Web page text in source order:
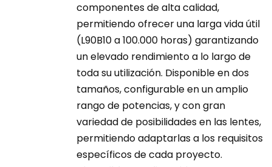
componentes de alta calidad,
permitiendo ofrecer una larga vida útil
(L90B10 a 100.000 horas) garantizando
un elevado rendimiento a lo largo de
toda su utilización. Disponible en dos
tamaños, configurable en un amplio
rango de potencias, y con gran
variedad de posibilidades en las lentes,
permitiendo adaptarlas a los requisitos
específicos de cada proyecto.